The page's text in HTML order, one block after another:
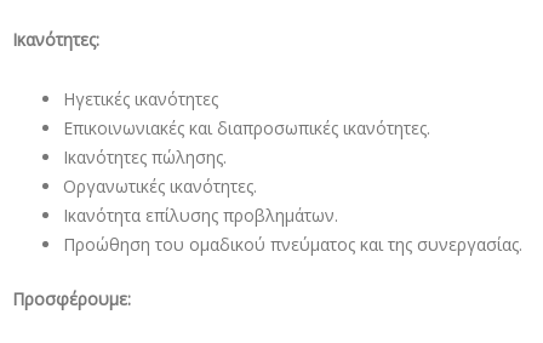
Ικανότητες:
Ηγετικές ικανότητες
Επικοινωνιακές και διαπροσωπικές ικανότητες.
Ικανότητες πώλησης.
Οργανωτικές ικανότητες.
Ικανότητα επίλυσης προβλημάτων.
Προώθηση του ομαδικού πνεύματος και της συνεργασίας.
Προσφέρουμε: